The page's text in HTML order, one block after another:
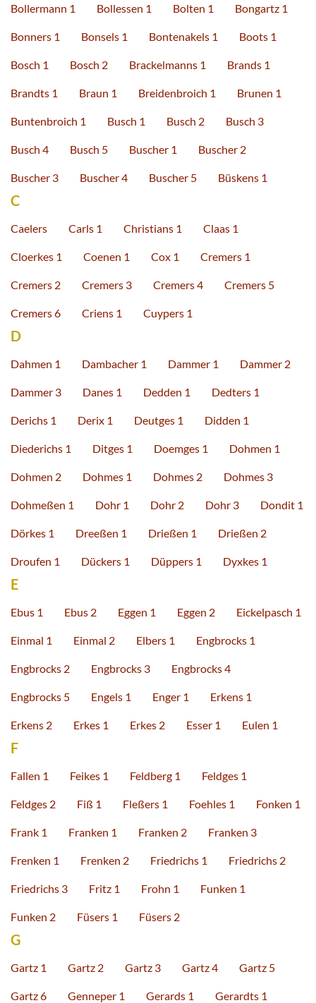
Bollermann 1 Bollessen 1 Bolten 1 Bongartz 1
Bonners 1 Bonsels 1 Bontenakels 1 Boots 1
Bosch 1 Bosch 2 Brackelmanns 1 Brands 1
Brandts 1 Braun 1 Breidenbroich 1 Brunen 1
Buntenbroich 1 Busch 1 Busch 2 Busch 3
Busch 4 Busch 5 Buscher 1 Buscher 2
Buscher 3 Buscher 4 Buscher 5 Büskens 1
C
Caelers Carls 1 Christians 1 Claas 1
Cloerkes 1 Coenen 1 Cox 1 Cremers 1
Cremers 2 Cremers 3 Cremers 4 Cremers 5
Cremers 6 Criens 1 Cuypers 1
D
Dahmen 1 Dambacher 1 Dammer 1 Dammer 2
Dammer 3 Danes 1 Dedden 1 Dedters 1
Derichs 1 Derix 1 Deutges 1 Didden 1
Diederichs 1 Ditges 1 Doemges 1 Dohmen 1
Dohmen 2 Dohmes 1 Dohmes 2 Dohmes 3
Dohmeßen 1 Dohr 1 Dohr 2 Dohr 3 Dondit 1
Dörkes 1 Dreeßen 1 Drießen 1 Drießen 2
Droufen 1 Dückers 1 Düppers 1 Dyxkes 1
E
Ebus 1 Ebus 2 Eggen 1 Eggen 2 Eickelpasch 1
Einmal 1 Einmal 2 Elbers 1 Engbrocks 1
Engbrocks 2 Engbrocks 3 Engbrocks 4
Engbrocks 5 Engels 1 Enger 1 Erkens 1
Erkens 2 Erkes 1 Erkes 2 Esser 1 Eulen 1
F
Fallen 1 Feikes 1 Feldberg 1 Feldges 1
Feldges 2 Fiß 1 Fleßers 1 Foehles 1 Fonken 1
Frank 1 Franken 1 Franken 2 Franken 3
Frenken 1 Frenken 2 Friedrichs 1 Friedrichs 2
Friedrichs 3 Fritz 1 Frohn 1 Funken 1
Funken 2 Füsers 1 Füsers 2
G
Gartz 1 Gartz 2 Gartz 3 Gartz 4 Gartz 5
Gartz 6 Genneper 1 Gerards 1 Gerardts 1